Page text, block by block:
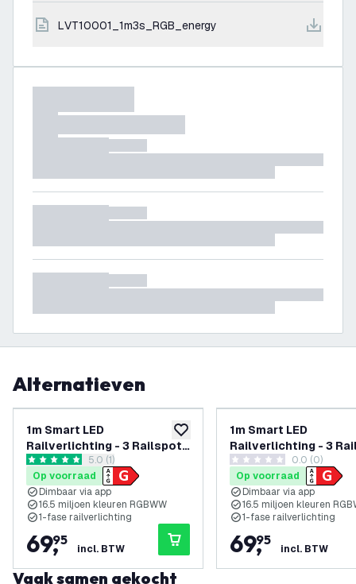
LVT10001_1m3s_RGB_energy
Alternatieven
toevoegen aan verlanglijst
1m Smart LED
Railverlichting - 3 Railspots
- 4.9W - RGB+CCT - Dimbaar
- 1-Fase Railsysteem -
Zwart
reviews drawer openen
5 score sterren5.0 (1)
Op voorraad
Dimbaar via app
16.5 miljoen kleuren RGBWW
1-fase railverlichting
69,
95
incl. BTW
1m Smart LED
Railverlichting - 3
- 4.9W - RGB+CCT -
- 1-Fase
0 score sterren0.0 (0)
Op voorraad
Dimbaar via app
16.5 miljoen kleuren
1-fase railverlichting
69,
95
incl. BTW
Vaak samen gekocht